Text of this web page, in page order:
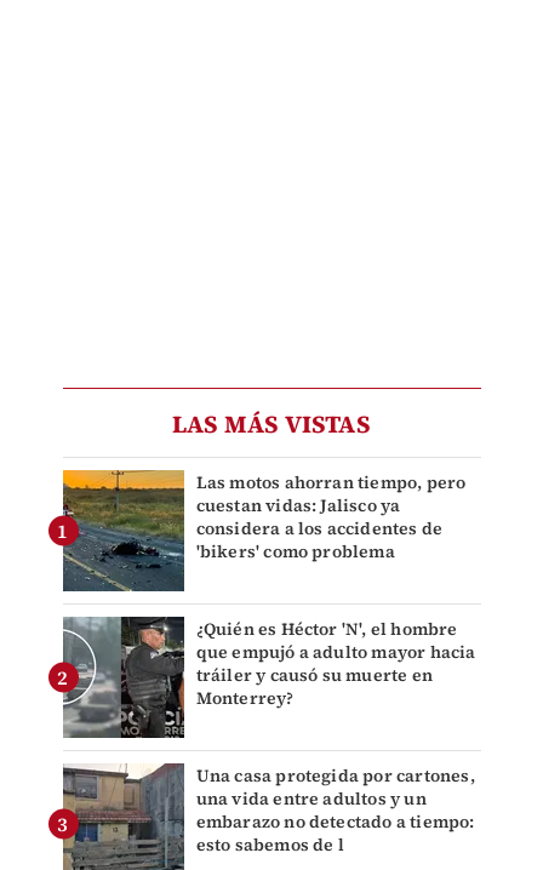
LAS MÁS VISTAS
Las motos ahorran tiempo, pero
cuestan vidas: Jalisco ya
considera a los accidentes de
'bikers' como problema
¿Quién es Héctor 'N', el hombre
que empujó a adulto mayor hacia
tráiler y causó su muerte en
Monterrey?
Una casa protegida por cartones,
una vida entre adultos y un
embarazo no detectado a tiempo:
esto sabemos de l